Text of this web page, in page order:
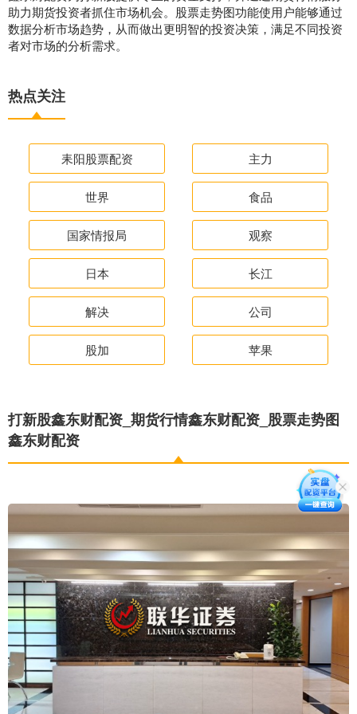
助力期货投资者抓住市场机会。股票走势图功能使用户能够通过
数据分析市场趋势，从而做出更明智的投资决策，满足不同投资
者对市场的分析需求。
热点关注
耒阳股票配资 主力
世界 食品
国家情报局 观察
日本 长江
解决 公司
股加 苹果
打新股鑫东财配资_期货行情鑫东财配资_股票走势图
鑫东财配资